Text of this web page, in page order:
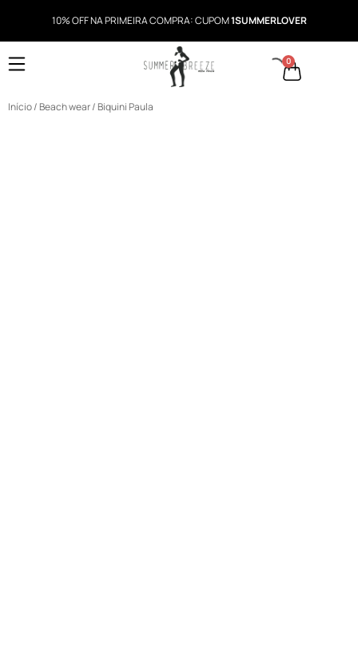
10% OFF NA PRIMEIRA COMPRA: CUPOM1SUMMERLOVER
0
Início/Beach wear/ Biquini Paula